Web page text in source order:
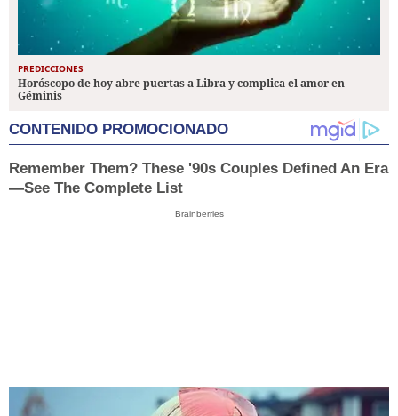
PREDICCIONES
Horóscopo de hoy abre puertas a Libra y complica el amor en
Géminis
CONTENIDO PROMOCIONADO
Remember Them? These '90s Couples Defined An Era
—See The Complete List
Brainberries